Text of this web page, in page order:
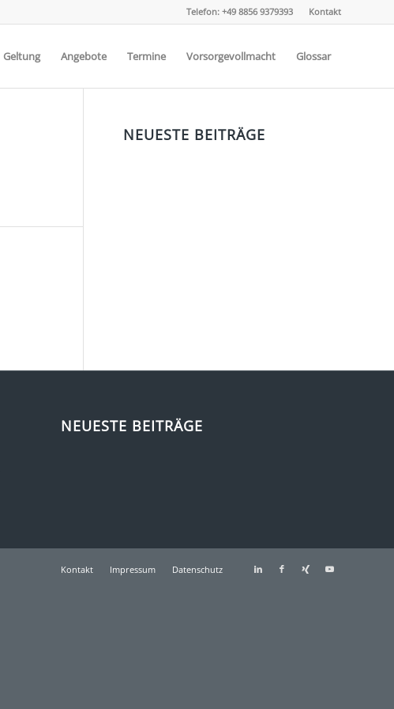
Kontakt
Telefon: +49 8856 9379393
Geltung Angebote Termine Vorsorgevollmacht Glossar
NEUESTE BEITRÄGE
NEUESTE BEITRÄGE
Kontakt Impressum Datenschutz